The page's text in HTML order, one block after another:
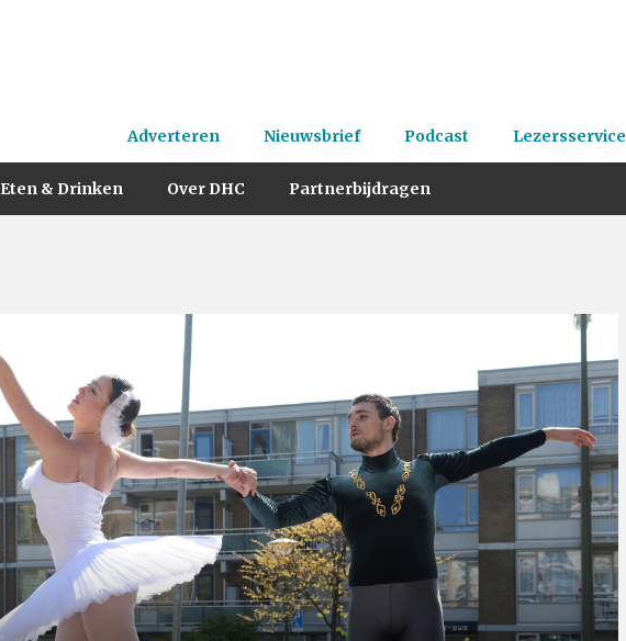
Adverteren Nieuwsbrief Podcast Lezersservice
Eten & Drinken Over DHC Partnerbijdragen